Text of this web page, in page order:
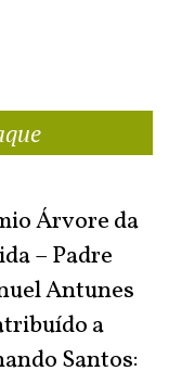
Árvore da
– Padre
Antunes
a
Santos: